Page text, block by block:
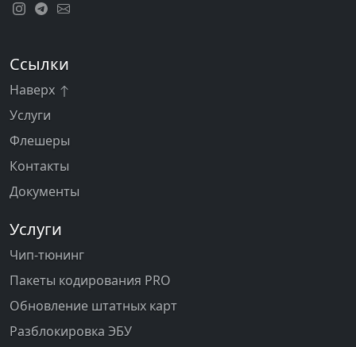
Ссылки
Наверх
Услуги
Флешеры
Контакты
Документы
Услуги
Чип-тюнинг
Пакеты кодирования PRO
Обновление штатных карт
Разблокировка ЭБУ